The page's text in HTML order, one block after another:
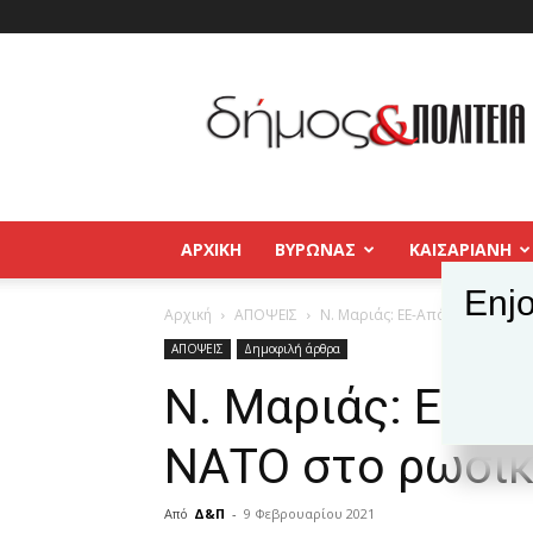
και
Πολιτεία
Βύρωνας
–
Παγκράτι
ΑΡΧΙΚΉ ΒΥΡΩΝΑΣ ΚΑΙΣΑΡΙΑΝΗ
Αρχική ΑΠΟΨΕΙΣ Ν. Μαριάς: ΕΕ-Από τα εμβόλια
ΑΠΟΨΕΙΣ Δημοφιλή άρθρα
Ν. Μαριάς: ΕΕ-
ΝΑΤΟ στο
Από Δ&Π - 9 Φεβρουαρίου 2021